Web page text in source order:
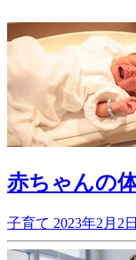
赤ちゃんの
子育て 2023年2月2日